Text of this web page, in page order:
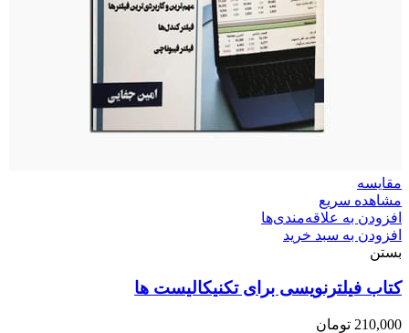
مقایسه
مشاهده سریع
افزودن به علاقه‌مندی‌ها
افزودن به سبد خرید
بستن
کتاب فیلترنویسی برای تکنیکالیست ها
210,000 تومان